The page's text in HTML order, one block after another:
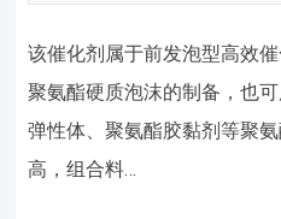
该催化剂属于前发泡型高效
聚氨酯硬质泡沫的制备，也
弹性体、聚氨酯胶黏剂等聚
高，组合料…